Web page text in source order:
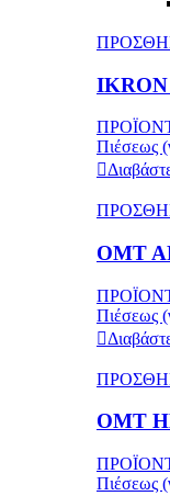
IKRON
Πιέσεως
OMT
Πιέσεως
OMT
Πιέσεως